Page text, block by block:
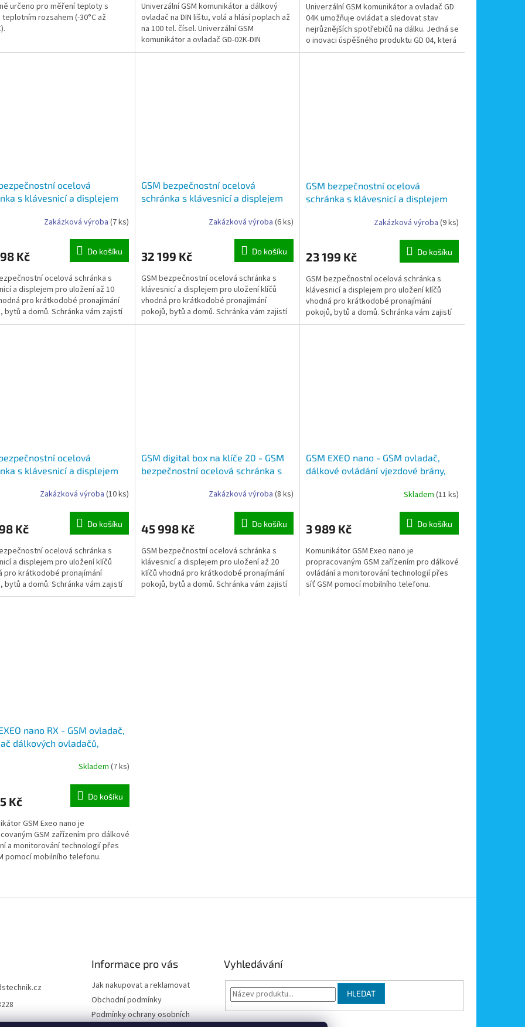
určeno pro měření teploty s
rozsahem (-30°C až
Univerzální GSM komunikátor a dálkový
ovladač na DIN lištu, volá a hlásí poplach až
na 100 tel. čísel. Univerzální GSM
komunikátor a ovladač GD-02K-DIN
umožňuje ovládat a...
Univerzální GSM komunikátor a ovladač GD
04K umožňuje ovládat a sledovat stav
nejrůznějších spotřebičů na dálku. Jedná se
o inovaci úspěšného produktu GD 04, která
zachovává...
ocelová
s klávesnicí a displejem
Zakázková výroba (7 ks)
Kč Do košíku
ocelová schránka s
a displejem pro uložení až 10
pro krátkodobé pronajímání
bytů a domů. Schránka vám zajistí
zpětné...
GSM bezpečnostní ocelová
schránka s klávesnicí a displejem
Zakázková výroba (6 ks)
32 199 Kč Do košíku
GSM bezpečnostní ocelová schránka s
klávesnicí a displejem pro uložení klíčů
vhodná pro krátkodobé pronajímání
pokojů, bytů a domů. Schránka vám zajistí
odběr a zpětné uložení...
GSM bezpečnostní ocelová
schránka s klávesnicí a displejem
Zakázková výroba (9 ks)
23 199 Kč Do košíku
GSM bezpečnostní ocelová schránka s
klávesnicí a displejem pro uložení klíčů
vhodná pro krátkodobé pronajímání
pokojů, bytů a domů. Schránka vám zajistí
odběr a zpětné uložení...
ocelová
s klávesnicí a displejem
Zakázková výroba (10 ks)
Kč Do košíku
ocelová schránka s
a displejem pro uložení klíčů
pro krátkodobé pronajímání
bytů a domů. Schránka vám zajistí
zpětné uložení...
GSM digital box na klíče 20 - GSM
bezpečnostní ocelová schránka s
Zakázková výroba (8 ks)
45 998 Kč Do košíku
GSM bezpečnostní ocelová schránka s
klávesnicí a displejem pro uložení až 20
klíčů vhodná pro krátkodobé pronajímání
pokojů, bytů a domů. Schránka vám zajistí
GSM EXEO nano - GSM ovladač,
dálkové ovládání vjezdové brány,
Skladem (11 ks)
3 989 Kč Do košíku
Komunikátor GSM Exeo nano je
propracovaným GSM zařízením pro dálkové
ovládání a monitorování technologií přes
síť GSM pomocí mobilního telefonu.
nano RX - GSM ovladač,
dálkových ovladačů,
Skladem (7 ks)
Kč Do košíku
GSM Exeo nano je
GSM zařízením pro dálkové
a monitorování technologií přes
pomocí mobilního telefonu.
v
y
Informace pro vás
Jak nakupovat a reklamovat
Obchodní podmínky
Podmínky ochrany osobních
Vyhledávání
HLEDAT